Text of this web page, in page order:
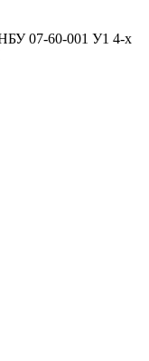
07-60-001 У1 4-х